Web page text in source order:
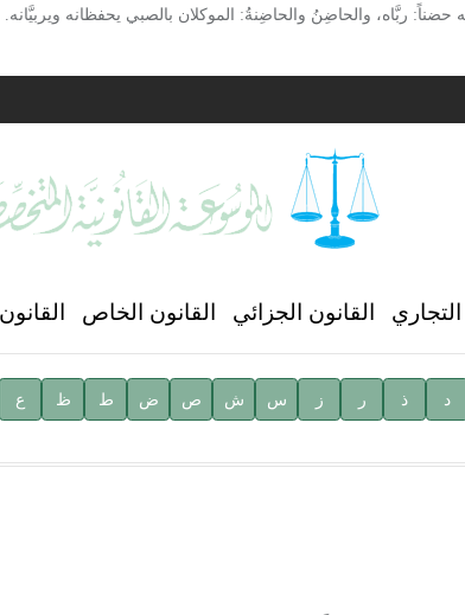
ربَّاه، والحاضِنُ والحاضِنةُ: الموكلان بالصبي يحفظانه
العالمي للغة العربية
القانون الجزائي القانون الخاص
د ذ ر ز س ش ص ض ط ظ ع